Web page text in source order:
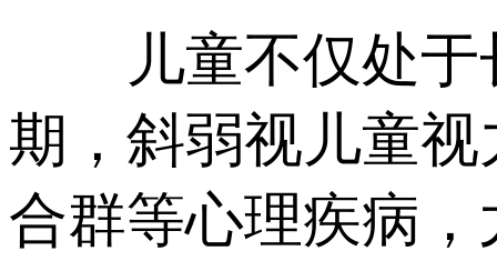
儿童不仅处于
期，斜弱视儿童
合群等心理疾病